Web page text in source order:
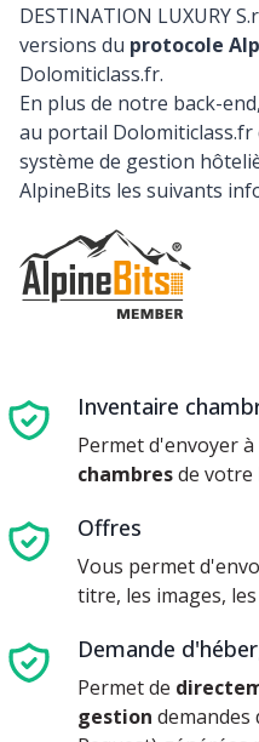
DESTINATION LUXURY
versions du protocole
Dolomiticlass.fr.
En plus de notre back-
au portail
système de gestion
AlpineBits les suivants
Inventaire
Permet d'envoyer
chambresde
Offres
Vous permet
titre, les images,
Demande
Permet de
gestion demandes